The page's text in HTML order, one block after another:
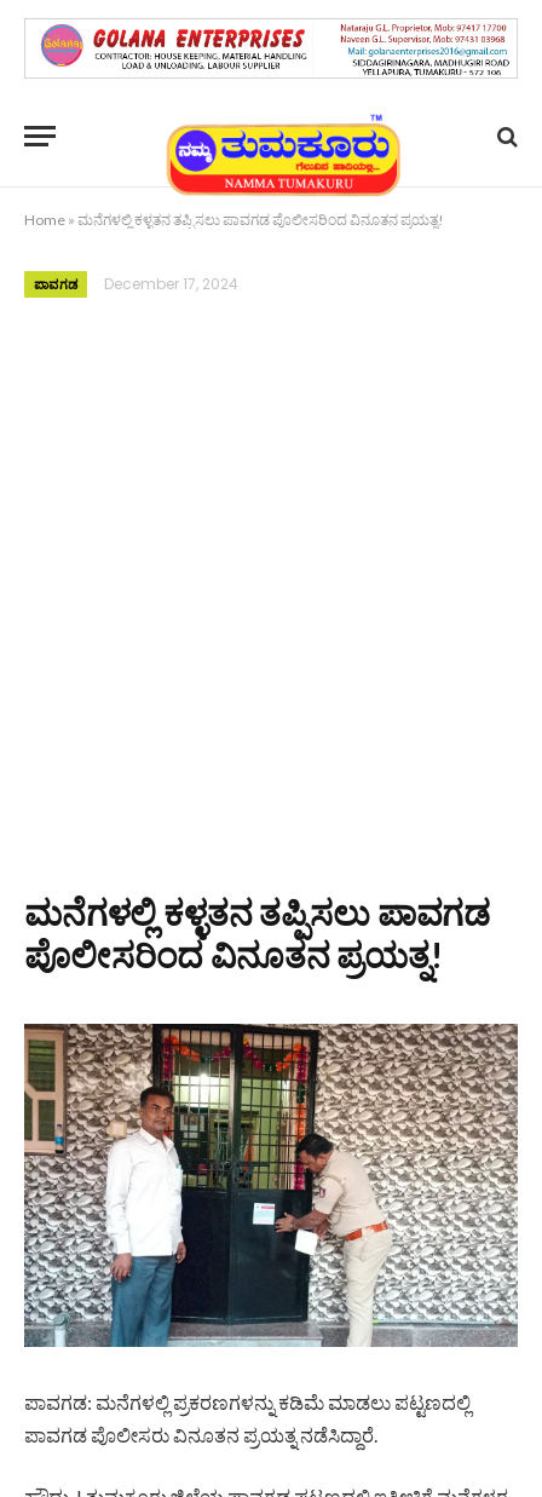
Home » ಮನೆಗಳಲ್ಲಿ ಕಳ್ಳತನ ತಪ್ಪಿಸಲು ಪಾವಗಡ ಪೊಲೀಸರಿಂದ ವಿನೂತನ ಪ್ರಯತ್ನ!
ಪಾವಗಡ December 17, 2024
ಮನೆಗಳಲ್ಲಿ ಕಳ್ಳತನ ತಪ್ಪಿಸಲು ಪಾವಗಡ
ಪೊಲೀಸರಿಂದ ವಿನೂತನ ಪ್ರಯತ್ನ!
ಪಾವಗಡ: ಮನೆಗಳಲ್ಲಿ ಪ್ರಕರಣಗಳನ್ನು ಕಡಿಮೆ ಮಾಡಲು ಪಟ್ಟಣದಲ್ಲಿ
ಪಾವಗಡ ಪೊಲೀಸರು ವಿನೂತನ ಪ್ರಯತ್ನ ನಡೆಸಿದ್ದಾರೆ.